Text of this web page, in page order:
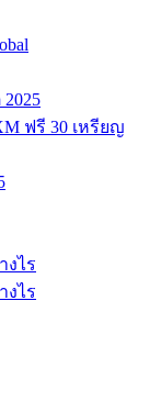
ฟรี 30 เหรียญ
งไร
งไร